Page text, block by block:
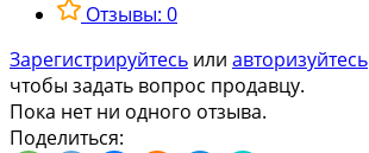
Отзывы: 0
Зарегистрируйтесь или авторизуйтесь
чтобы задать вопрос продавцу.
Пока нет ни одного отзыва.
Поделиться: